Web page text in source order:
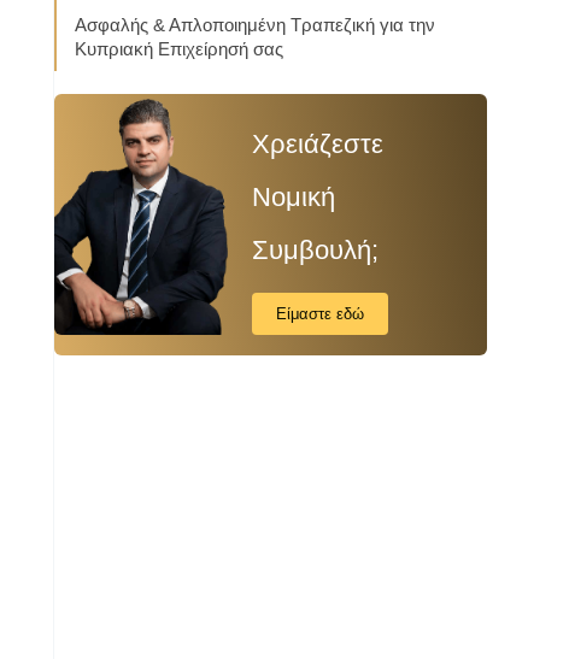
Ασφαλής & Απλοποιημένη Τραπεζική για την
Κυπριακή Επιχείρησή σας
Χρειάζεστε
Νομική
Συμβουλή;
Είμαστε εδώ